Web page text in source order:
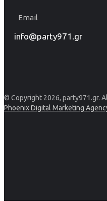
Email
info@party971.gr
© Copyright 2026, party971.gr.
Phoenix Digital Marketing